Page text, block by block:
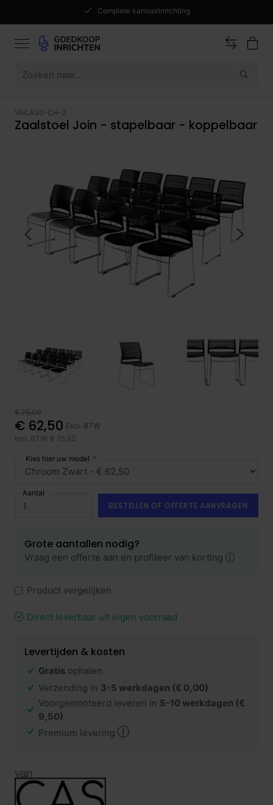
Complete kantoorinrichting
VACA30-CH-Z
Zaalstoel Join - stapelbaar - koppelbaar
€ 75,00
€ 62,50 Excl. BTW
Incl. BTW: € 75,62
Kies hier uw model
Aantal
BESTELLEN OF OFFERTE AANVRAGEN
Grote aantallen nodig?
Vraag een offerte aan en profiteer van korting
Product vergelijken
Direct leverbaar uit eigen voorraad
Levertijden & kosten
Gratis ophalen
Verzending in 3-5 werkdagen (€ 0,00)
Voorgemonteerd leveren in 5-10 werkdagen (€
9,50)
Premium levering